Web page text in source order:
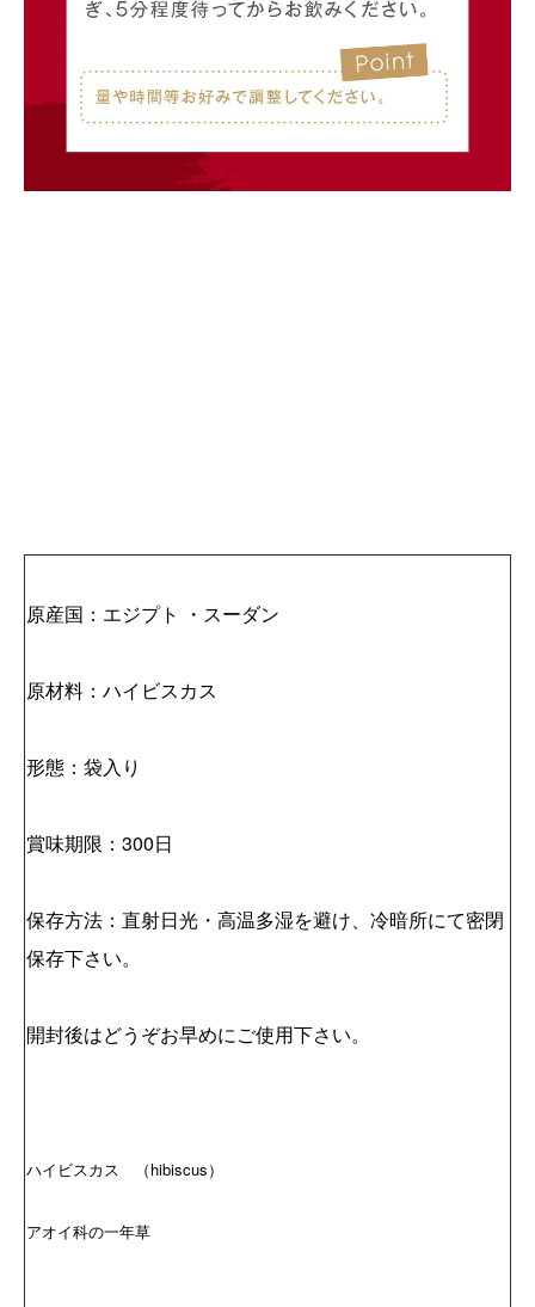
原産国：エジプト ・スーダン
原材料：ハイビスカス
形態：袋入り
賞味期限：300日
保存方法：直射日光・高温多湿を避け、冷暗所にて密閉
保存下さい。
開封後はどうぞお早めにご使用下さい。
ハイビスカス （hibiscus）
アオイ科の一年草